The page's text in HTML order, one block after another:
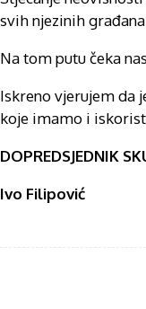
svih njezinih
Na tom putu čeka
Iskreno vjerujem da
koje imamo i
DOPREDSJEDNIK
Ivo Filipović